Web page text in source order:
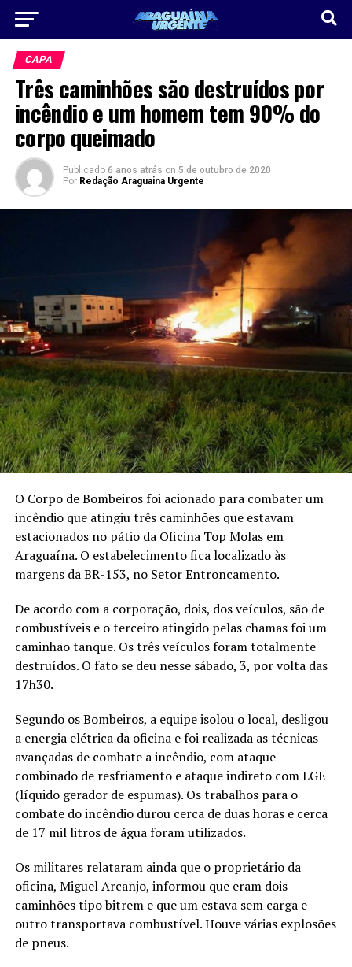
CAPA
Três caminhões são destruídos por
incêndio e um homem tem 90% do
corpo queimado
Publicado 6 anos atrás on 5 de outubro de 2020
Por Redação Araguaina Urgente
O Corpo de Bombeiros foi acionado para combater um
incêndio que atingiu três caminhões que estavam
estacionados no pátio da Oficina Top Molas em
Araguaína. O estabelecimento fica localizado às
margens da BR-153, no Setor Entroncamento.
De acordo com a corporação, dois, dos veículos, são de
combustíveis e o terceiro atingido pelas chamas foi um
caminhão tanque. Os três veículos foram totalmente
destruídos. O fato se deu nesse sábado, 3, por volta das
17h30.
Segundo os Bombeiros, a equipe isolou o local, desligou
a energia elétrica da oficina e foi realizada as técnicas
avançadas de combate a incêndio, com ataque
combinado de resfriamento e ataque indireto com LGE
(líquido gerador de espumas). Os trabalhos para o
combate do incêndio durou cerca de duas horas e cerca
de 17 mil litros de água foram utilizados.
Os militares relataram ainda que o proprietário da
oficina, Miguel Arcanjo, informou que eram dois
caminhões tipo bitrem e que um estava sem carga e
outro transportava combustível. Houve várias explosões
de pneus.